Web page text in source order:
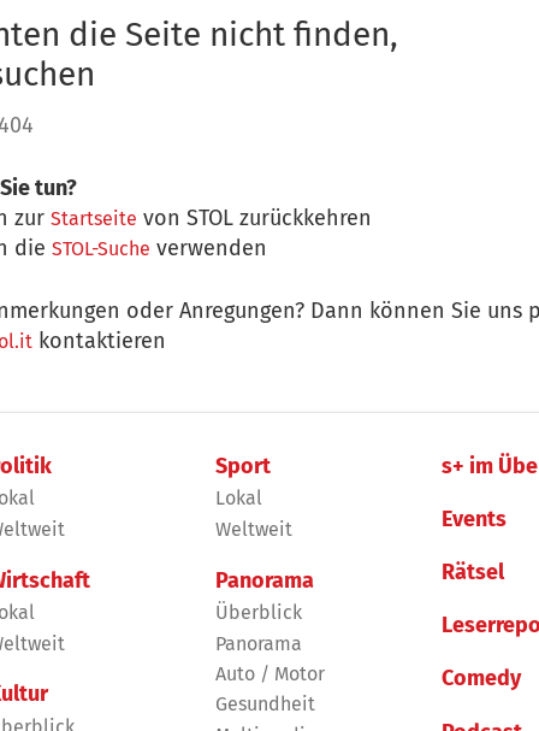
die Seite nicht finden,
tun?
zurStartseite von STOL zurückkehren
dieSTOL-Suche verwenden
oder Anregungen? Dann können Sie uns
kontaktieren
Sport
Lokal
Weltweit
Panorama
Überblick
Panorama
Auto / Motor
Gesundheit
s+ im
Events
Rätsel
Comedy